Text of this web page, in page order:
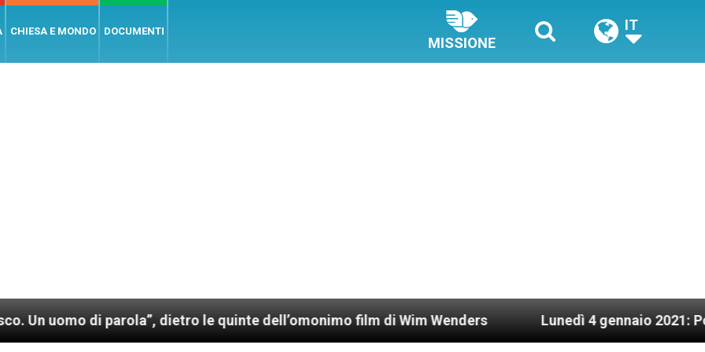
CHIESA E MONDO DOCUMENTI
MISSIONE
IT
di parola”, dietro le quinte dell’omonimo film di Wim Wenders Lunedì 4 gennaio 2021: Possesso